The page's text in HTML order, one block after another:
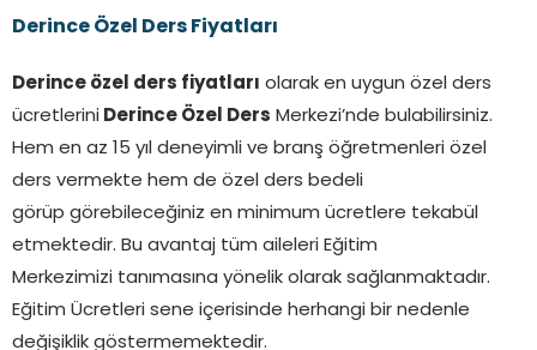
Derince Özel Ders Fiyatları
Derince özel ders fiyatları olarak en uygun özel ders
ücretlerini Derince Özel Ders Merkezi’nde bulabilirsiniz.
Hem en az 15 yıl deneyimli ve branş öğretmenleri özel
ders vermekte hem de özel ders bedeli
görüp görebileceğiniz en minimum ücretlere tekabül
etmektedir. Bu avantaj tüm aileleri Eğitim
Merkezimizi tanımasına yönelik olarak sağlanmaktadır.
Eğitim Ücretleri sene içerisinde herhangi bir nedenle
değişiklik göstermemektedir.